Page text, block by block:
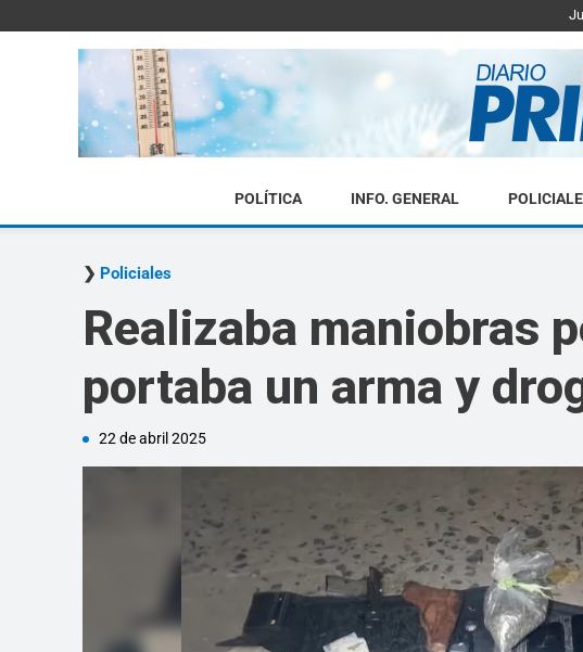
POLÍTICA INFO. GENERAL
Policiales
Realizaba maniobras
portaba un arma y
22 de abril 2025